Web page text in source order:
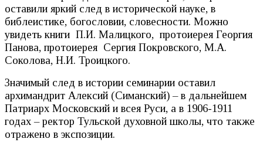
оставили яркий след в исторической науке, в
библеистике, богословии, словесности. Можно
увидеть книги П.И. Малицкого, протоиерея Георгия
Панова, протоиерея Сергия Покровского, М.А.
Соколова, Н.И. Троицкого.
Значимый след в истории семинарии оставил
архимандрит Алексий (Симанский) – в дальнейшем
Патриарх Московский и всея Руси, а в 1906-1911
годах – ректор Тульской духовной школы, что также
отражено в экспозиции.